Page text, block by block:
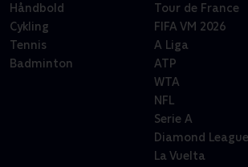
Håndbold
Cykling
Tennis
Badminton
Tour de France
FIFA VM 2026
A Liga
ATP
WTA
NFL
Serie A
Diamond League
La Vuelta